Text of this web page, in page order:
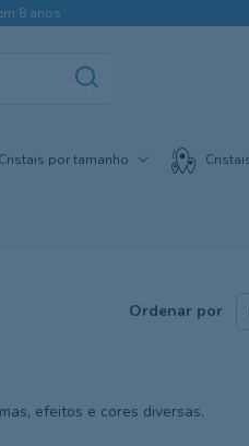
8 anos
Cristais por tamanho
Ordenar por
efeitos e cores diversas.